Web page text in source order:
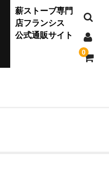
薪ストーブ専門
店フランシス
公式通販サイト
0